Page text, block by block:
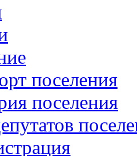
поселения
поселения